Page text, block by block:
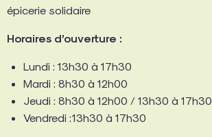
épicerie solidaire
Horaires d’ouverture :
Lundi : 13h30 à 17h30
Mardi : 8h30 à 12h00
Jeudi : 8h30 à 12h00 / 13h30 à 17h30
Vendredi :13h30 à 17h30